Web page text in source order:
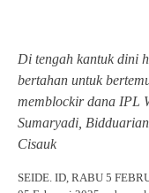
Di tengah kantuk dini
bertahan untuk
memblockir dana IPL
Sumaryadi,
Cisauk
SEIDE. ID, RABU 5